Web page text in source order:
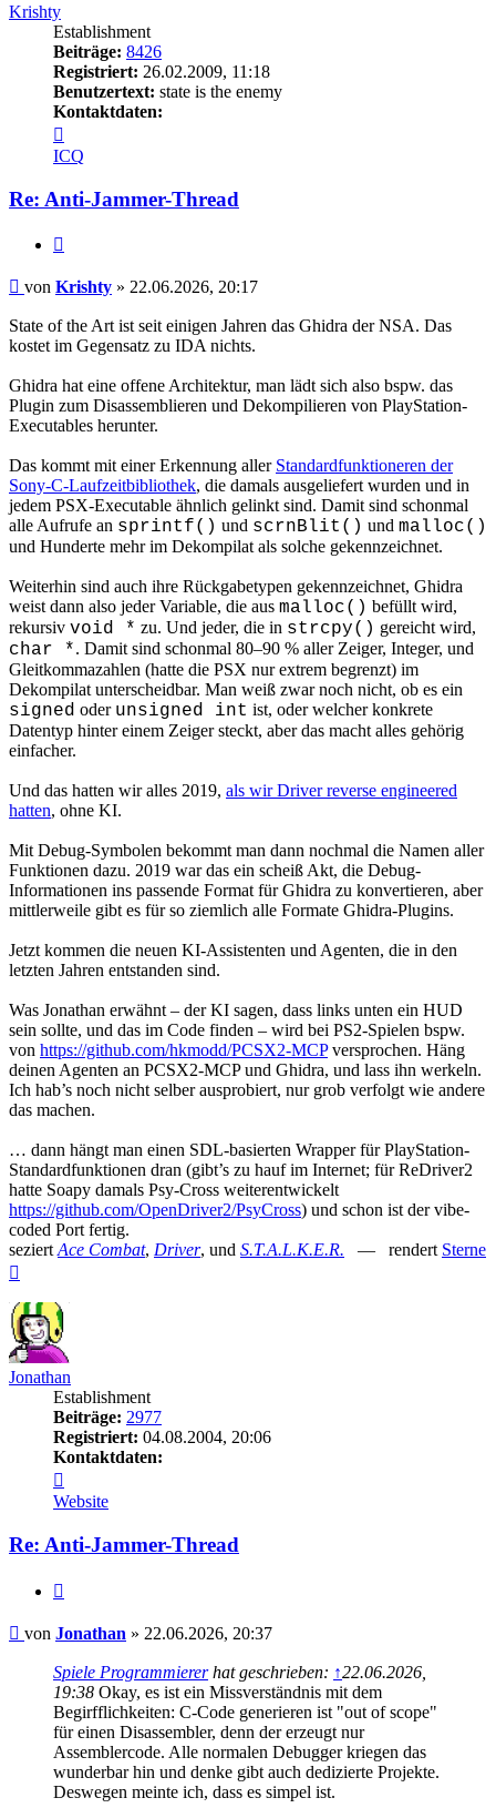
Krishty
Establishment
Beiträge: 8426
Registriert: 26.02.2009, 11:18
Benutzertext: state is the enemy
Kontaktdaten:
von
Krishty
ICQ
Re: Anti-Jammer-Thread
Beitrag
von Krishty » 22.06.2026, 20:17
State of the Art ist seit einigen Jahren das Ghidra der NSA. Das
kostet im Gegensatz zu IDA nichts.
Ghidra hat eine offene Architektur, man lädt sich also bspw. das
Plugin zum Disassemblieren und Dekompilieren von PlayStation-
Executables herunter.
Das kommt mit einer Erkennung aller Standardfunktioneren der
Sony-C-Laufzeitbibliothek, die damals ausgeliefert wurden und in
jedem PSX-Executable ähnlich gelinkt sind. Damit sind schonmal
alle Aufrufe an sprintf() und scrnBlit() und malloc()
und Hunderte mehr im Dekompilat als solche gekennzeichnet.
Weiterhin sind auch ihre Rückgabetypen gekennzeichnet, Ghidra
weist dann also jeder Variable, die aus malloc() befüllt wird,
rekursiv void * zu. Und jeder, die in strcpy() gereicht wird,
char *. Damit sind schonmal 80–90 % aller Zeiger, Integer, und
Gleitkommazahlen (hatte die PSX nur extrem begrenzt) im
Dekompilat unterscheidbar. Man weiß zwar noch nicht, ob es ein
signed oder unsigned int ist, oder welcher konkrete
Datentyp hinter einem Zeiger steckt, aber das macht alles gehörig
einfacher.
Und das hatten wir alles 2019, als wir Driver reverse engineered
hatten, ohne KI.
Mit Debug-Symbolen bekommt man dann nochmal die Namen aller
Funktionen dazu. 2019 war das ein scheiß Akt, die Debug-
Informationen ins passende Format für Ghidra zu konvertieren, aber
mittlerweile gibt es für so ziemlich alle Formate Ghidra-Plugins.
Jetzt kommen die neuen KI-Assistenten und Agenten, die in den
letzten Jahren entstanden sind.
Was Jonathan erwähnt – der KI sagen, dass links unten ein HUD
sein sollte, und das im Code finden – wird bei PS2-Spielen bspw.
von https://github.com/hkmodd/PCSX2-MCPversprochen. Häng
deinen Agenten an PCSX2-MCP und Ghidra, und lass ihn werkeln.
Ich hab’s noch nicht selber ausprobiert, nur grob verfolgt wie andere
das machen.
… dann hängt man einen SDL-basierten Wrapper für PlayStation-
Standardfunktionen dran (gibt’s zu hauf im Internet; für ReDriver2
hatte Soapy damals Psy-Cross weiterentwickelt
https://github.com/OpenDriver2/PsyCross) und schon ist der vibe-
coded Port fertig.
seziert Ace Combat, Driver, und S.T.A.L.K.E.R. — rendert Sterne
Jonathan
Establishment
Beiträge: 2977
Registriert: 04.08.2004, 20:06
Kontaktdaten:
von
Jonathan
Website
Re: Anti-Jammer-Thread
Beitrag
von Jonathan » 22.06.2026, 20:37
Spiele Programmiererhat geschrieben: ↑22.06.2026,
19:38 Okay, es ist ein Missverständnis mit dem
Begirfflichkeiten: C-Code generieren ist "out of scope"
für einen Disassembler, denn der erzeugt nur
Assemblercode. Alle normalen Debugger kriegen das
wunderbar hin und denke gibt auch dedizierte Projekte.
Deswegen meinte ich, dass es simpel ist.